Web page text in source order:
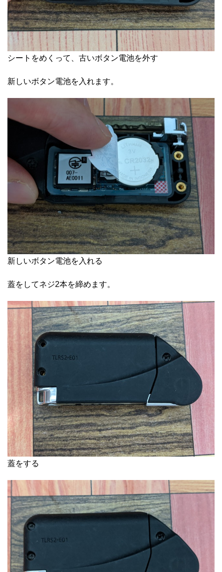
シートをめくって、古いボタン電池を外す
新しいボタン電池を入れます。
新しいボタン電池を入れる
蓋をしてネジ2本を締めます。
蓋をする